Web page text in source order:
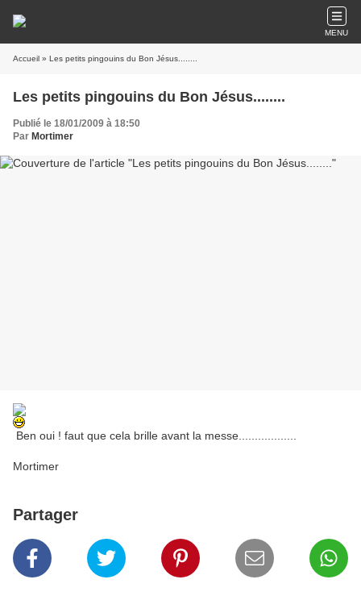
MENU
Accueil » Les petits pingouins du Bon Jésus........
Les petits pingouins du Bon Jésus........
Publié le 18/01/2009 à 18:50
Par Mortimer
Ben oui ! faut que cela brille avant la messe..................
Mortimer
Partager